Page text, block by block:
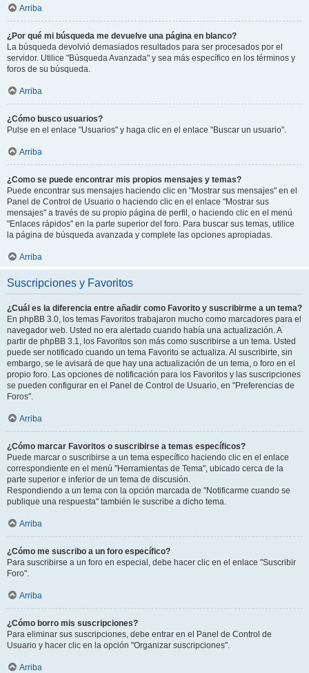
Arriba
¿Por qué mi búsqueda me devuelve una página en blanco?
La búsqueda devolvió demasiados resultados para ser procesados por el
servidor. Utilice "Búsqueda Avanzada" y sea más específico en los términos y
foros de su búsqueda.
Arriba
¿Cómo busco usuarios?
Pulse en el enlace "Usuarios" y haga clic en el enlace "Buscar un usuario".
Arriba
¿Como se puede encontrar mis propios mensajes y temas?
Puede encontrar sus mensajes haciendo clic en "Mostrar sus mensajes" en el
Panel de Control de Usuario o haciendo clic en el enlace "Mostrar sus
mensajes" a través de su propio página de perfil, o haciendo clic en el menú
"Enlaces rápidos" en la parte superior del foro. Para buscar sus temas, utilice
la página de búsqueda avanzada y complete las opciones apropiadas.
Arriba
Suscripciones y Favoritos
¿Cuál es la diferencia entre añadir como Favorito y suscribirme a un tema?
En phpBB 3.0, los temas Favoritos trabajaron mucho como marcadores para el
navegador web. Usted no era alertado cuando había una actualización. A
partir de phpBB 3.1, los Favoritos son más como suscribirse a un tema. Usted
puede ser notificado cuando un tema Favorito se actualiza. Al suscribirte, sin
embargo, se le avisará de que hay una actualización de un tema, o foro en el
propio foro. Las opciones de notificación para los Favoritos y las suscripciones
se pueden configurar en el Panel de Control de Usuario, en "Preferencias de
Foros".
Arriba
¿Cómo marcar Favoritos o suscribirse a temas específicos?
Puede marcar o suscribirse a un tema específico haciendo clic en el enlace
correspondiente en el menú "Herramientas de Tema", ubicado cerca de la
parte superior e inferior de un tema de discusión.
Respondiendo a un tema con la opción marcada de "Notificarme cuando se
publique una respuesta" también le suscribe a dicho tema.
Arriba
¿Cómo me suscribo a un foro específico?
Para suscribirse a un foro en especial, debe hacer clic en el enlace "Suscribir
Foro".
Arriba
¿Cómo borro mis suscripciones?
Para eliminar sus suscripciones, debe entrar en el Panel de Control de
Usuario y hacer clic en la opción "Organizar suscripciones".
Arriba